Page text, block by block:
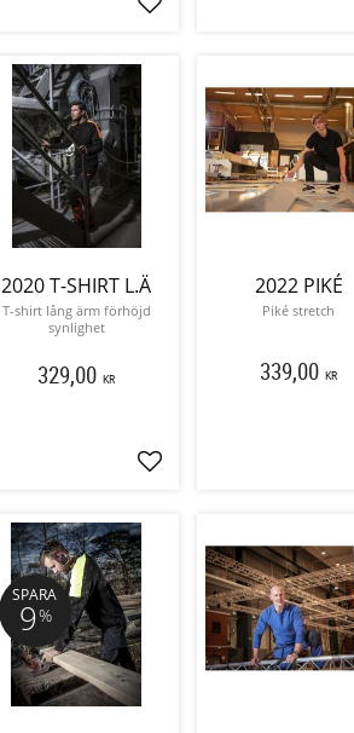
Lägg till i favoriter
2020 T-SHIRT L.Ä
T-shirt lång ärm förhöjd
synlighet
329,00 KR
Lägg till i favoriter
2022 PIKÉ
Piké stretch
339,00 KR
SPARA
9%